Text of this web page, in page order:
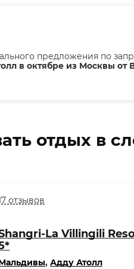
предложения по
в октябре из Москвы от
отдых в
отзывов
La Villingili
, Адду Атолл